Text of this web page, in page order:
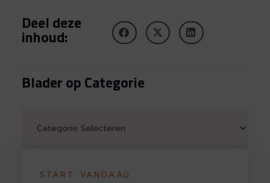
Deel deze
inhoud:
Blader op Categorie
START VANDAAG